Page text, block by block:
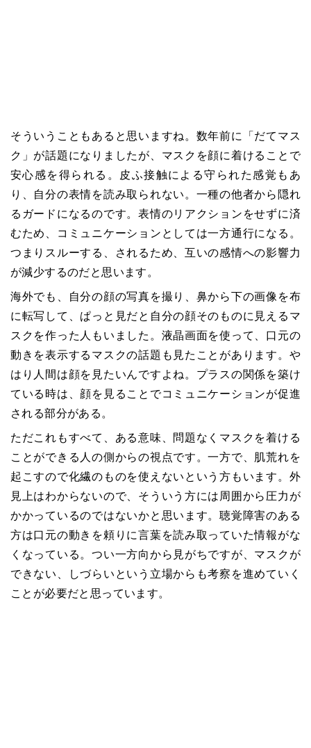
そういうこともあると思いますね。数年前に「だてマス
ク」が話題になりましたが、マスクを顔に着けることで
安心感を得られる。皮ふ接触による守られた感覚もあ
り、自分の表情を読み取られない。一種の他者から隠れ
るガードになるのです。表情のリアクションをせずに済
むため、コミュニケーションとしては一方通行になる。
つまりスルーする、されるため、互いの感情への影響力
が減少するのだと思います。
海外でも、自分の顔の写真を撮り、鼻から下の画像を布
に転写して、ぱっと見だと自分の顔そのものに見えるマ
スクを作った人もいました。液晶画面を使って、口元の
動きを表示するマスクの話題も見たことがあります。や
はり人間は顔を見たいんですよね。プラスの関係を築け
ている時は、顔を見ることでコミュニケーションが促進
される部分がある。
ただこれもすべて、ある意味、問題なくマスクを着ける
ことができる人の側からの視点です。一方で、肌荒れを
起こすので化繊のものを使えないという方もいます。外
見上はわからないので、そういう方には周囲から圧力が
かかっているのではないかと思います。聴覚障害のある
方は口元の動きを頼りに言葉を読み取っていた情報がな
くなっている。つい一方向から見がちですが、マスクが
できない、しづらいという立場からも考察を進めていく
ことが必要だと思っています。